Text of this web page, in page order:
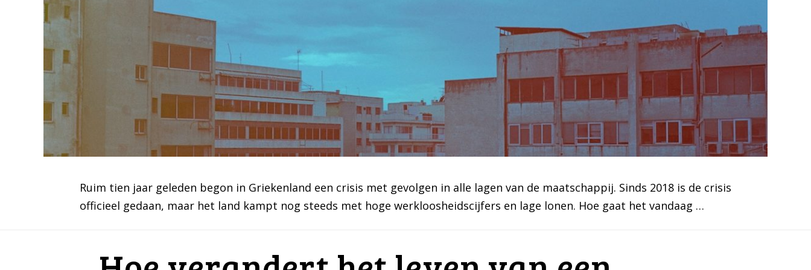
Ruim tien jaar geleden begon in Griekenland een crisis met gevolgen in alle lagen van de maatschappij. Sinds 2018 is de crisis
officieel gedaan, maar het land kampt nog steeds met hoge werkloosheidscijfers en lage lonen. Hoe gaat het vandaag …